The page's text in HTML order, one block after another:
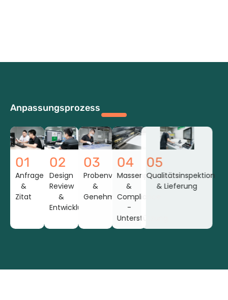
Anpassungsprozess
01
Anfrage
&
Zitat
02
Design
Review
&
Entwicklung
03
Probenvorbereitung
&
Genehmigung
04
Massenproduktion
&
Compliance
-
Unterstützung
05
Qualitätsinspektion
& Lieferung